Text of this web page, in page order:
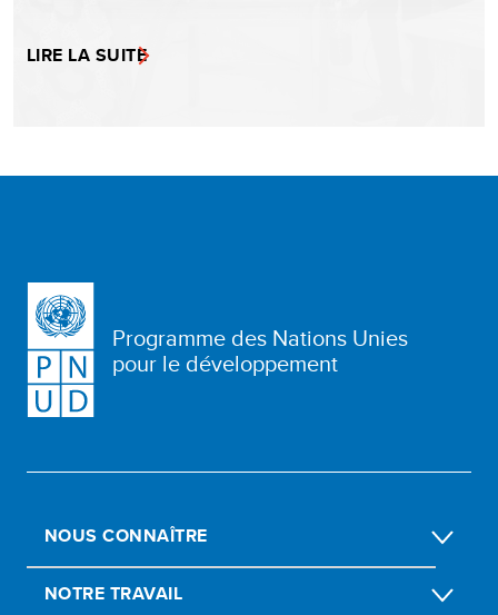
LIRE LA SUITE
Programme des Nations Unies
pour le développement
NOUS CONNAÎTRE
NOTRE TRAVAIL